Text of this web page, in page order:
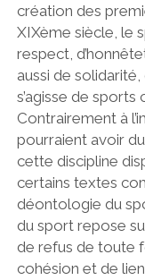
création des
XIXème siècle, le
respect,
aussi de solidarité,
s’agisse de
Contrairement à
pourraient avoir
cette discipline
certains textes
déontologie du
du sport repose
de refus de toute
cohésion et de